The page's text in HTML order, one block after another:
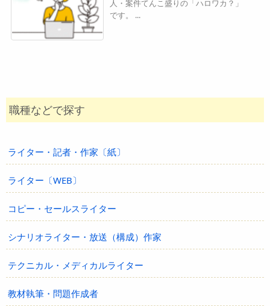
人・案件てんこ盛りの「ハロワカ？」
です。 ...
職種などで探す
ライター・記者・作家〔紙〕
ライター〔WEB〕
コピー・セールスライター
シナリオライター・放送（構成）作家
テクニカル・メディカルライター
教材執筆・問題作成者